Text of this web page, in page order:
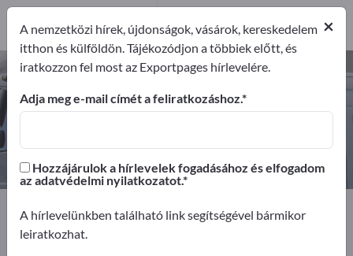
Repülőtéri járművek – gyártók és
beszállítók keresése
2
Gyártók
Exportpages Jármű
Speciális járművek
Repülőtéri járművek
×
A nemzetközi hírek, újdonságok, vásárok, kereskedelem
itthon és külföldön. Tájékozódjon a többiek előtt, és
iratkozzon fel most az Exportpages hírlevelére.
Adja meg e-mail címét a feliratkozáshoz.
Hozzájárulok a hírlevelek fogadásához és elfogadom
az adatvédelmi nyilatkozatot.
A hírlevelünkben található link segítségével bármikor
leiratkozhat.